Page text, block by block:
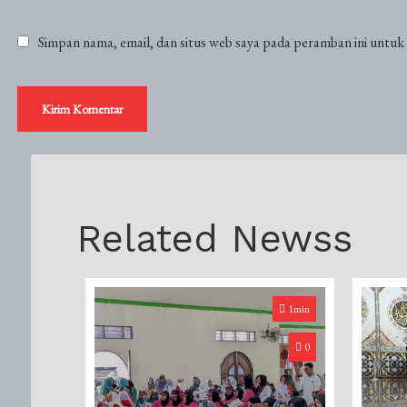
Simpan nama, email, dan situs web saya pada peramban ini
Related Newss
1min
0